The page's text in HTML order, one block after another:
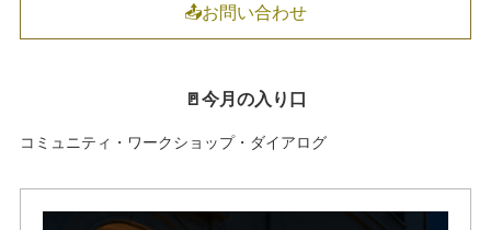
📤お問い合わせ
🚪今月の入り口
コミュニティ・ワークショップ・ダイアログ